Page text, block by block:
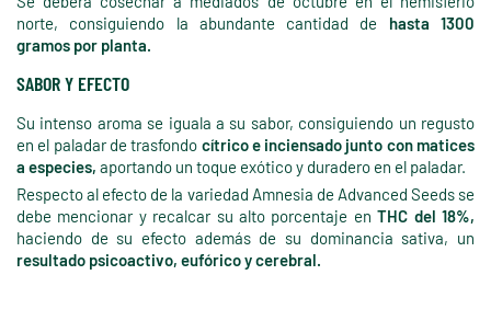
norte, consiguiendo la abundante cantidad de hasta 1300
gramos por planta.
SABOR Y EFECTO
Su intenso aroma se iguala a su sabor, consiguiendo un regusto
en el paladar de trasfondo cítrico e inciensado junto con matices
a especies, aportando un toque exótico y duradero en el paladar.
Respecto al efecto de la variedad Amnesia de Advanced Seeds se
debe mencionar y recalcar su alto porcentaje en THC del 18%,
haciendo de su efecto además de su dominancia sativa, un
resultado psicoactivo, eufórico y cerebral.